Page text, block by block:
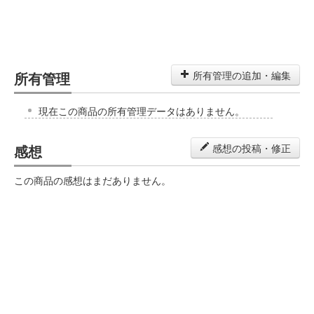
所有管理 所有管理の追加・編集
現在この商品の所有管理データはありません。
感想 感想の投稿・修正
この商品の感想はまだありません。